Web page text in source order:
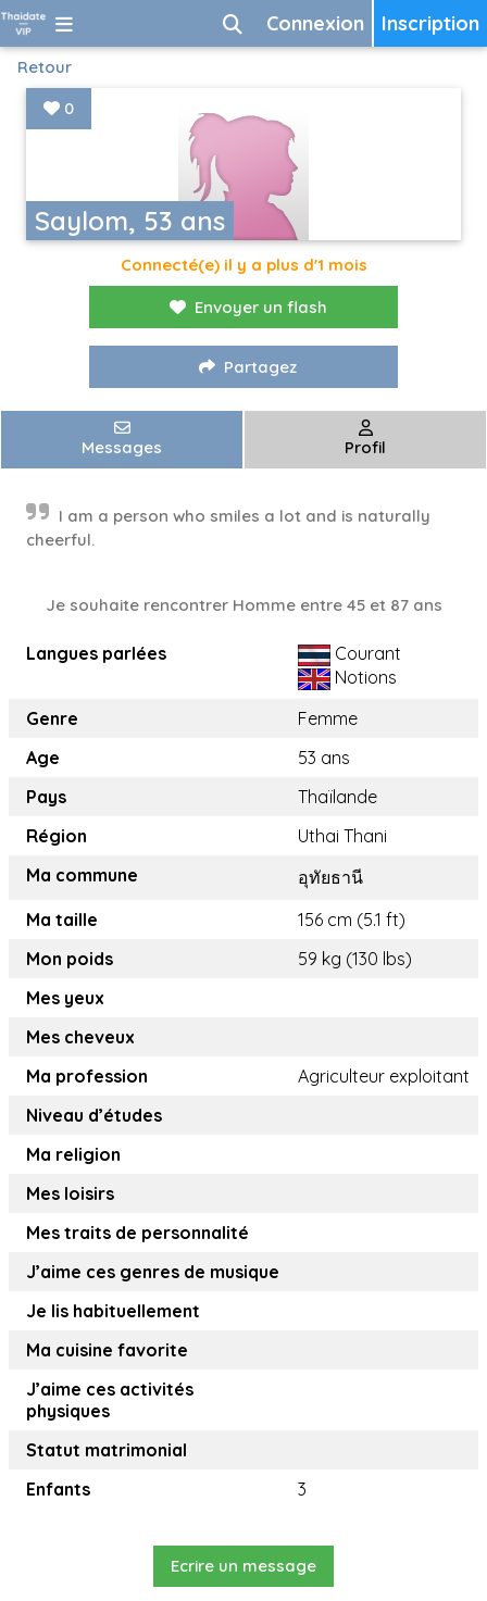
Inscription
Connexion
Retour
Saylom, 53 ans
0
Connecté(e) il y a plus d'1 mois
Envoyer un flash
Partagez
Messages Profil
I am a person who smiles a lot and is naturally
cheerful.
Je souhaite rencontrer Homme entre 45 et 87 ans
Langues parlées
Courant
Notions
Genre
Femme
Age
53 ans
Pays
Thaïlande
Région
Uthai Thani
Ma commune
อุทัยธานี
Ma taille
156 cm (5.1 ft)
Mon poids
59 kg (130 lbs)
Mes yeux
Mes cheveux
Ma profession
Agriculteur exploitant
Niveau d’études
Ma religion
Mes loisirs
Mes traits de personnalité
J’aime ces genres de musique
Je lis habituellement
Ma cuisine favorite
J’aime ces activités
physiques
Statut matrimonial
Enfants
3
Ecrire un message